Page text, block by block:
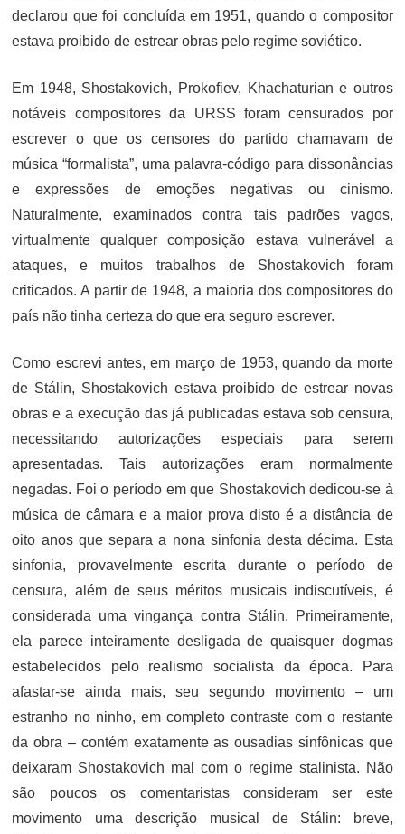
declarou que foi concluída em 1951, quando o compositor
estava proibido de estrear obras pelo regime soviético.
Em 1948, Shostakovich, Prokofiev, Khachaturian e outros
notáveis compositores da URSS foram censurados por
escrever o que os censores do partido chamavam de
música “formalista”, uma palavra-código para dissonâncias
e expressões de emoções negativas ou cinismo.
Naturalmente, examinados contra tais padrões vagos,
virtualmente qualquer composição estava vulnerável a
ataques, e muitos trabalhos de Shostakovich foram
criticados. A partir de 1948, a maioria dos compositores do
país não tinha certeza do que era seguro escrever.
Como escrevi antes, em março de 1953, quando da morte
de Stálin, Shostakovich estava proibido de estrear novas
obras e a execução das já publicadas estava sob censura,
necessitando autorizações especiais para serem
apresentadas. Tais autorizações eram normalmente
negadas. Foi o período em que Shostakovich dedicou-se à
música de câmara e a maior prova disto é a distância de
oito anos que separa a nona sinfonia desta décima. Esta
sinfonia, provavelmente escrita durante o período de
censura, além de seus méritos musicais indiscutíveis, é
considerada uma vingança contra Stálin. Primeiramente,
ela parece inteiramente desligada de quaisquer dogmas
estabelecidos pelo realismo socialista da época. Para
afastar-se ainda mais, seu segundo movimento – um
estranho no ninho, em completo contraste com o restante
da obra – contém exatamente as ousadias sinfônicas que
deixaram Shostakovich mal com o regime stalinista. Não
são poucos os comentaristas consideram ser este
movimento uma descrição musical de Stálin: breve,